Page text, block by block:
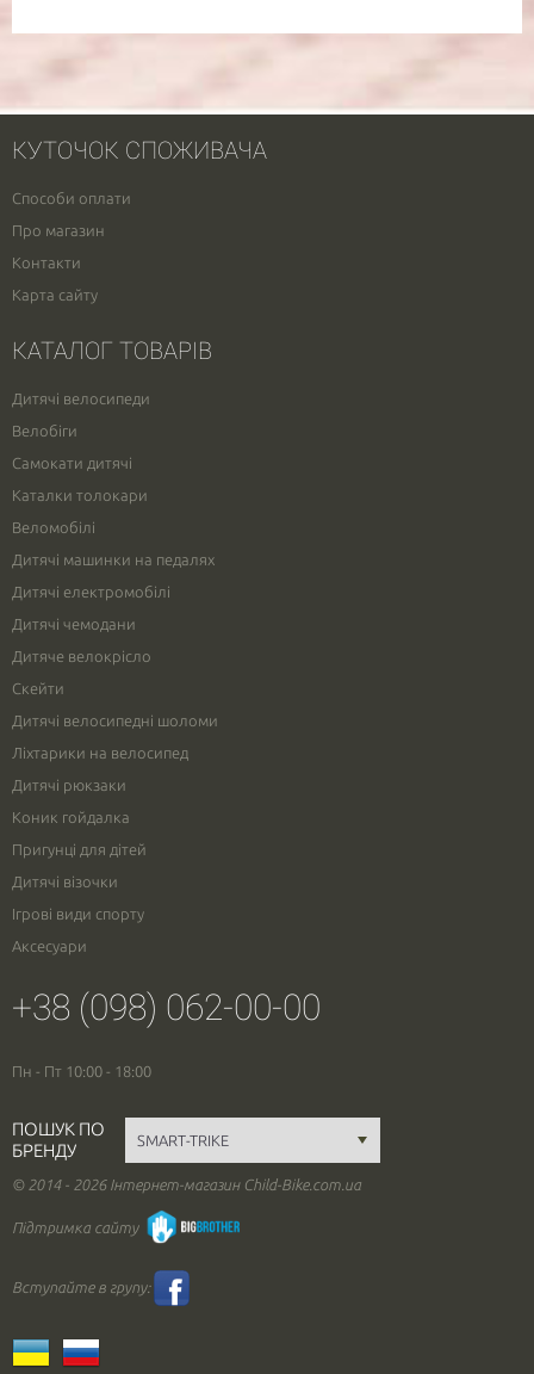
КУТОЧОК СПОЖИВАЧА
Способи оплати
Про магазин
Контакти
Карта сайту
КАТАЛОГ ТОВАРІВ
Дитячі велосипеди
Велобіги
Самокати дитячі
Каталки толокари
Веломобілі
Дитячі машинки на педалях
Дитячі електромобілі
Дитячі чемодани
Дитяче велокрісло
Скейти
Дитячі велосипедні шоломи
Ліхтарики на велосипед
Дитячі рюкзаки
Коник гойдалка
Пригунці для дітей
Дитячі візочки
Ігрові види спорту
Аксесуари
+38 (098) 062-00-00
Пн - Пт 10:00 - 18:00
ПОШУК ПО
БРЕНДУ
© 2014 - 2026 Інтернет-магазин Child-Bike.com.ua
Підтримка сайту
Вступайте в групу: